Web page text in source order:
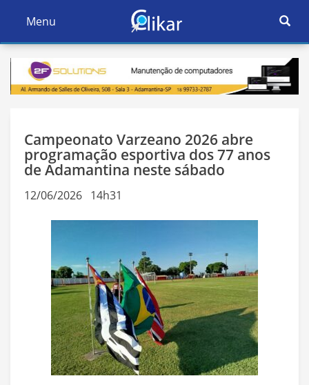
Ativar
Navegação
Menu
Ativar
Campeonato Varzeano 2026 abre
programação esportiva dos 77 anos
de Adamantina neste sábado
12/06/2026 14h31